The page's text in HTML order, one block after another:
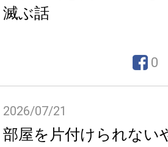
滅ぶ話
0
2026/07/21
部屋を片付けられない